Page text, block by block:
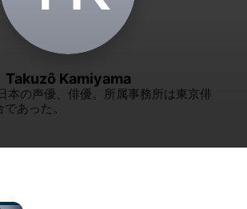
Takuzô Kamiyama
本の声優、俳優。所属事務所は東京俳
あった。